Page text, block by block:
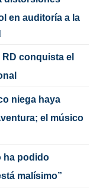
en auditoría a la
conquista el
niega haya
el músico
ha podido
malísimo”